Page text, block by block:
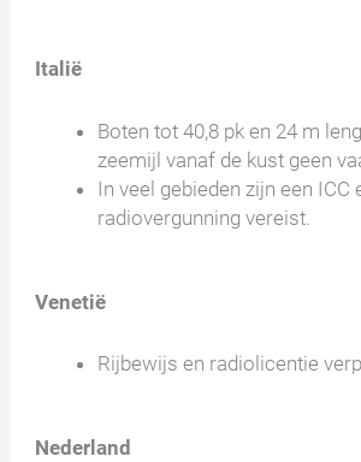
Italië
Boten tot 40,8 pk en 24 m
zeemijl vanaf de kust geen
In veel gebieden zijn een ICC
radiovergunning vereist.
Venetië
Rijbewijs en radiolicentie
Nederland